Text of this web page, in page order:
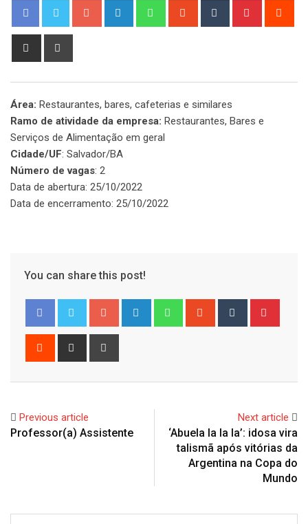
Google+ LinkedIn WhatsappStumbleUpon
Tumblr Pinterest
Share
Área: Restaurantes, bares, cafeterias e similares
Ramo de atividade da empresa: Restaurantes, Bares e
Serviços de Alimentação em geral
Cidade/UF: Salvador/BA
Número de vagas: 2
Data de abertura: 25/10/2022
Data de encerramento: 25/10/2022
You can share this post!
Google+ LinkedIn WhatsappStumbleUpon
Tumblr
Reddit
Share
Previous article
Professor(a) Assistente
Next article
‘Abuela la la la’: idosa vira
talismã após vitórias da
Argentina na Copa do
Mundo